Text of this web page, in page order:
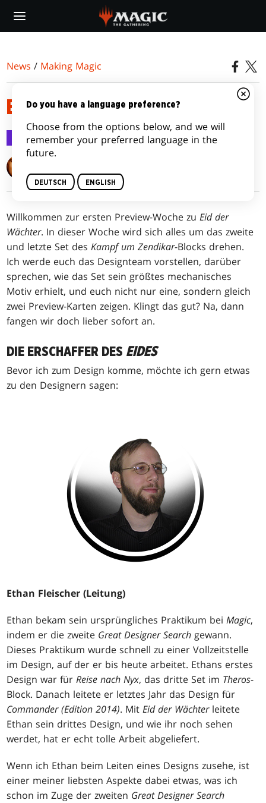
main
News / Making Magic
EIN HEILIGER EID, TEIL 1
Making Magic 29. Dez. 2015
Willkommen zur ersten Preview-Woche zuEid der
Wächter. In dieser Woche wird sich alles um das zweite
und letzte Set desKampf um Zendikar-Blocks drehen.
Ich werde euch das Designteam vorstellen, darüber
sprechen, wie das Set sein größtes mechanisches
Motiv erhielt, und euch nicht nur eine, sondern gleich
zwei Preview-Karten zeigen. Klingt das gut? Na, dann
fangen wir doch lieber sofort an.
DIE ERSCHAFFER DES EIDES
Bevor ich zum Design komme, möchte ich gern etwas
zu den Designern sagen:
Ethan Fleischer (Leitung)
Ethan bekam sein ursprüngliches Praktikum beiMagic,
indem er die zweite Great Designer Search gewann.
Dieses Praktikum wurde schnell zu einer Vollzeitstelle
im Design, auf der er bis heute arbeitet. Ethans erstes
Design war fürReise nach Nyx, das dritte Set im Theros-
Block. Danach leitete er letztes Jahr das Design für
Commander (Edition 2014). MitEid der Wächterleitete
Ethan sein drittes Design, und wie ihr noch sehen
werdet, hat er echt tolle Arbeit abgeliefert.
Wenn ich Ethan beim Leiten eines Designs zusehe, ist
einer meiner liebsten Aspekte dabei etwas, was ich
schon im Zuge der zweiten Great Designer Search
Do you have a language preference?
Choose from the options below, and we will
remember your preferred language in the
future.
DEUTSCH ENGLISH